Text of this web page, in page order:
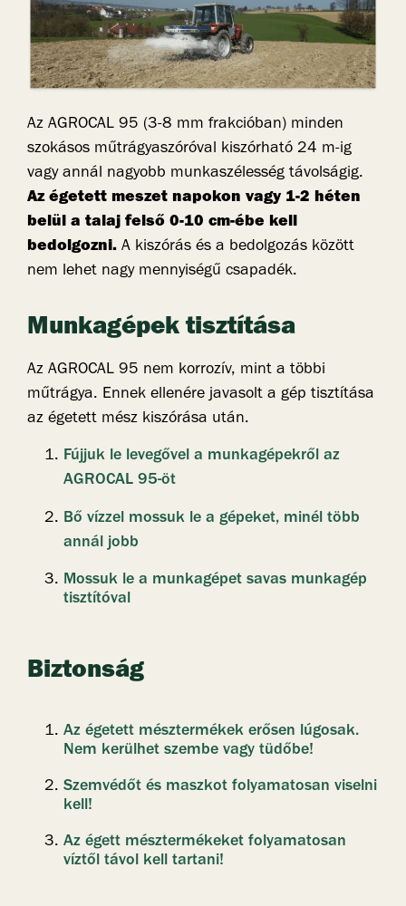
Az AGROCAL 95 (3-8 mm frakcióban) minden
szokásos műtrágyaszóróval kiszórható 24 m-ig
vagy annál nagyobb munkaszélesség távolságig.
Az égetett meszet napokon vagy 1-2 héten
belül a talaj felső 0-10 cm-ébe kell
bedolgozni. A kiszórás és a bedolgozás között
nem lehet nagy mennyiségű csapadék.
Munkagépek tisztítása
Az AGROCAL 95 nem korrozív, mint a többi
műtrágya. Ennek ellenére javasolt a gép tisztítása
az égetett mész kiszórása után.
Fújjuk le levegővel a munkagépekről az
AGROCAL 95-öt
Bő vízzel mossuk le a gépeket, minél több
annál jobb
Mossuk le a munkagépet savas munkagép
tisztítóval
Biztonság
Az égetett mésztermékek erősen lúgosak.
Nem kerülhet szembe vagy tüdőbe!
Szemvédőt és maszkot folyamatosan viselni
kell!
Az égett mésztermékeket folyamatosan
víztől távol kell tartani!